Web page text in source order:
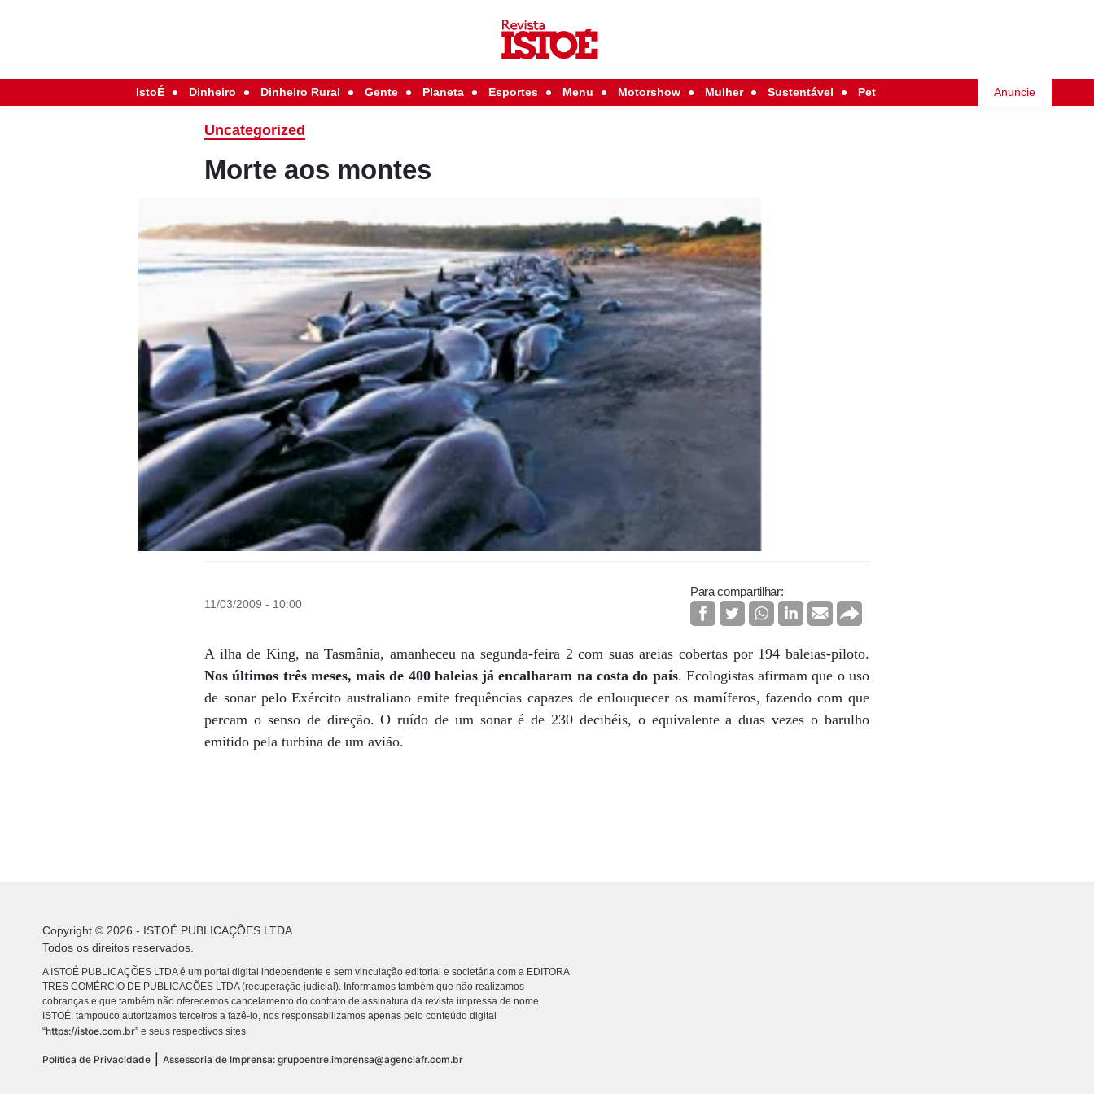
IstoÉ Dinheiro Dinheiro Rural Gente Planeta Esportes Menu Motorshow Mulher Sustentável Pet Anuncie
Uncategorized
Morte aos montes
11/03/2009 - 10:00
Para compartilhar:
A ilha de King, na Tasmânia, amanheceu na segunda-feira 2 com suas areias cobertas por 194 baleias-piloto.
Nos últimos três meses, mais de 400 baleias já encalharam na costa do país. Ecologistas afirmam que o uso
de sonar pelo Exército australiano emite frequências capazes de enlouquecer os mamíferos, fazendo com que
percam o senso de direção. O ruído de um sonar é de 230 decibéis, o equivalente a duas vezes o barulho
emitido pela turbina de um avião.
Copyright © 2026 - ISTOÉ PUBLICAÇÕES LTDA
Todos os direitos reservados.
A ISTOÉ PUBLICAÇÕES LTDA é um portal digital independente e sem vinculação editorial e societária com a EDITORA
TRES COMÉRCIO DE PUBLICACÕES LTDA (recuperação judicial). Informamos também que não realizamos
cobranças e que também não oferecemos cancelamento do contrato de assinatura da revista impressa de nome
ISTOÉ, tampouco autorizamos terceiros a fazê-lo, nos responsabilizamos apenas pelo conteúdo digital
“https://istoe.com.br” e seus respectivos sites.
Política de Privacidade Assessoria de Imprensa: grupoentre.imprensa@agenciafr.com.br